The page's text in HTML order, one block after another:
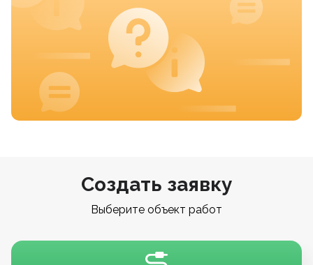
Создать заявку
Выберите объект работ